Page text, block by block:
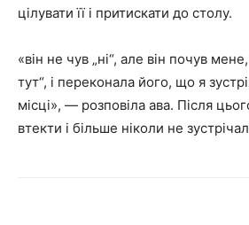
цілувати її і притискати до столу.
«він не чув „ні“, але він почув
тут“, і переконала його, що я
місці», — розповіла ава. Після
втекти і більше ніколи не